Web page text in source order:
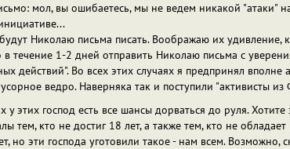
мол, вы ошибаетесь, мы не ведем никакой
инициативе...
Николаю письма писать. Воображаю их
1-2 дней отправить Николаю письма с
действий". Во всех этих случаях я предпринял
ведро. Наверняка так и поступили "активисты
этих господ есть все шансы дорваться до руля.
тем, кто не достиг 18 лет, а также тем, кто не
эти господа уготовили такое - нам всем. Возможно,